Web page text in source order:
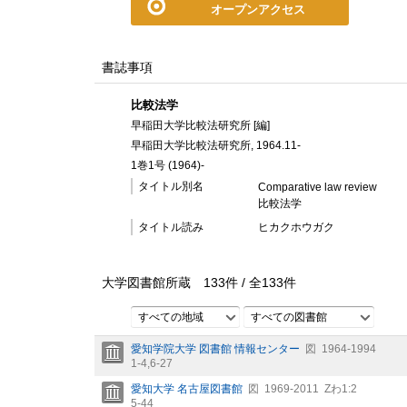
オープンアクセス
書誌事項
比較法学
早稲田大学比較法研究所 [編]
早稲田大学比較法研究所, 1964.11-
1巻1号 (1964)-
タイトル別名
Comparative law review
比較法学
タイトル読み
ヒカクホウガク
大学図書館所蔵 133件 / 全133件
すべての地域 すべての図書館
愛知学院大学 図書館 情報センター 図
1964-1994
1-4,6-27
愛知大学 名古屋図書館 図 1969-2011 Zわ1:2
5-44